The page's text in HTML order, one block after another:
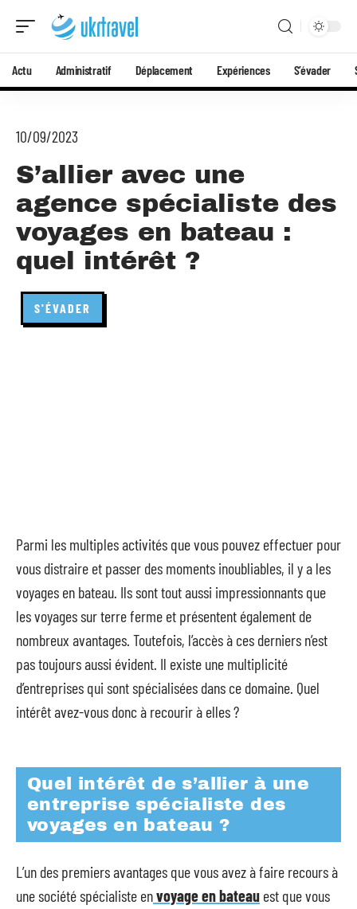
Actu Administratif Déplacement Expériences S’évader
10/09/2023
S’allier avec une
agence spécialiste des
voyages en bateau :
quel intérêt ?
S'ÉVADER
Parmi les multiples activités que vous pouvez effectuer pour
vous distraire et passer des moments inoubliables, il y a les
voyages en bateau. Ils sont tout aussi impressionnants que
les voyages sur terre ferme et présentent également de
nombreux avantages. Toutefois, l’accès à ces derniers n’est
pas toujours aussi évident. Il existe une multiplicité
d’entreprises qui sont spécialisées dans ce domaine. Quel
intérêt avez-vous donc à recourir à elles ?
Quel intérêt de s’allier à une
entreprise spécialiste des
voyages en bateau ?
L’un des premiers avantages que vous avez à faire recours à
une société spécialiste envoyage en bateau est que vous